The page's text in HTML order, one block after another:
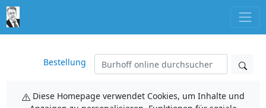
Bestellung
Diese Homepage verwendet Cookies, um Inhalte und